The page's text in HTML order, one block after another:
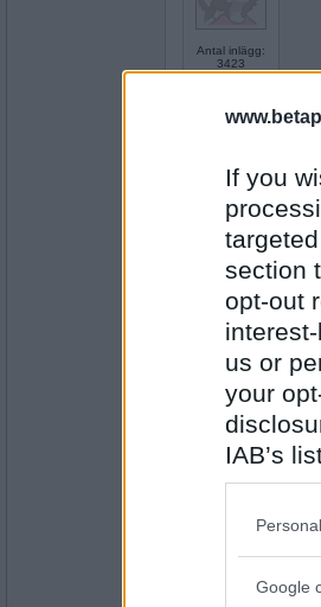
If you
section
opt-out
us or
your
IAB’s
also be
Google
Antal inlägg:
3423
2873
Körkort
Antal inlägg:
7110
Antal inlägg: